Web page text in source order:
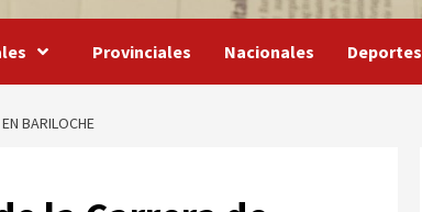
Provinciales Nacionales Deportes
BARILOCHE